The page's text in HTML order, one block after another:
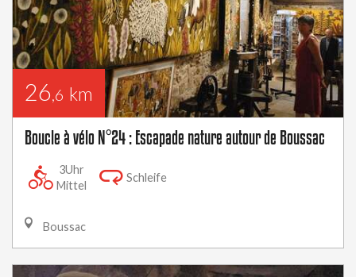
26,6 km
Boucle à vélo N°24 : Escapade nature autour de Boussac
3Uhr
Mittel
Schleife
Boussac